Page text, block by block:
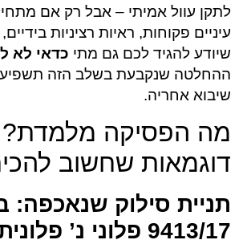
לתקן עוול אמיתי – אבל רק אם
עיניים פקוחות, ראיות רציניות בידיים,
שיודע להגיד לכם גם מתי כדאי לא
ההחלטה שנקבעת בשלב הזה
שיבוא אחריה.
מה הפסיקה מלמדת?
דוגמאות שחשוב
תניית סילוק שנאכפה:
9413/17 פלוני נ’ פלונית